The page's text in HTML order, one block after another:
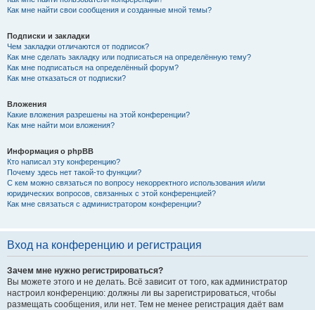
Как мне найти свои сообщения и созданные мной темы?
Подписки и закладки
Чем закладки отличаются от подписок?
Как мне сделать закладку или подписаться на определённую тему?
Как мне подписаться на определённый форум?
Как мне отказаться от подписки?
Вложения
Какие вложения разрешены на этой конференции?
Как мне найти мои вложения?
Информация о phpBB
Кто написал эту конференцию?
Почему здесь нет такой-то функции?
С кем можно связаться по вопросу некорректного использования и/или
юридических вопросов, связанных с этой конференцией?
Как мне связаться с администратором конференции?
Вход на конференцию и регистрация
Зачем мне нужно регистрироваться?
Вы можете этого и не делать. Всё зависит от того, как администратор
настроил конференцию: должны ли вы зарегистрироваться, чтобы
размещать сообщения, или нет. Тем не менее регистрация даёт вам